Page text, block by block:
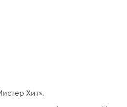
Хит».